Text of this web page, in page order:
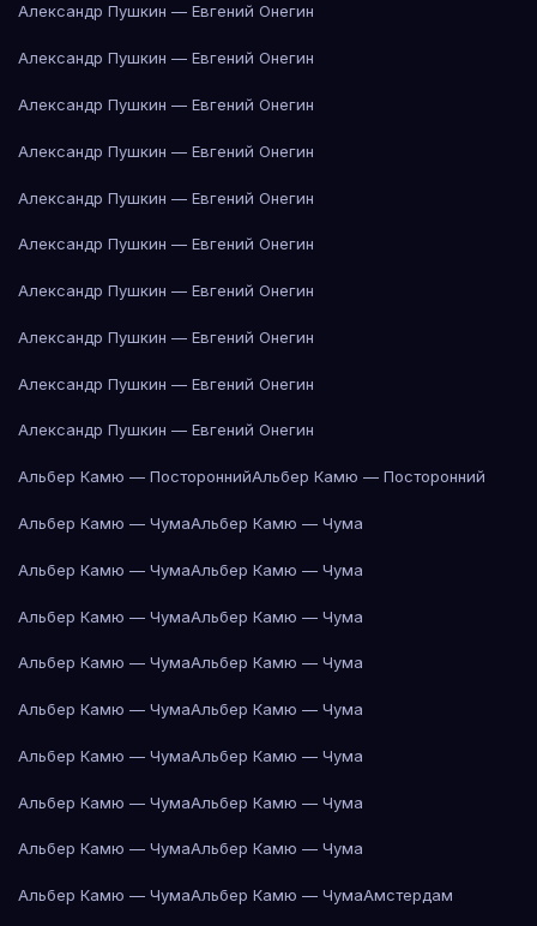
Александр Пушкин — Евгений Онегин
Александр Пушкин — Евгений Онегин
Александр Пушкин — Евгений Онегин
Александр Пушкин — Евгений Онегин
Александр Пушкин — Евгений Онегин
Александр Пушкин — Евгений Онегин
Александр Пушкин — Евгений Онегин
Александр Пушкин — Евгений Онегин
Александр Пушкин — Евгений Онегин
Александр Пушкин — Евгений Онегин
Альбер Камю — ПостороннийАльбер Камю — Посторонний
Альбер Камю — ЧумаАльбер Камю — Чума
Альбер Камю — ЧумаАльбер Камю — Чума
Альбер Камю — ЧумаАльбер Камю — Чума
Альбер Камю — ЧумаАльбер Камю — Чума
Альбер Камю — ЧумаАльбер Камю — Чума
Альбер Камю — ЧумаАльбер Камю — Чума
Альбер Камю — ЧумаАльбер Камю — Чума
Альбер Камю — ЧумаАльбер Камю — Чума
Альбер Камю — ЧумаАльбер Камю — ЧумаАмстердам